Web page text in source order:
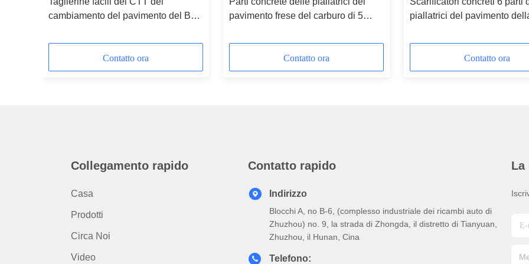
cambiamento del pavimento del BEF
piallatrici per il livello della
segnaletica stradale e di
sverniciatura
Contatto ora
pavimento frese del carburo di 5
preparazione della superficie
Contatto ora
piallatrici del pavimento
taglierine del tungsteno del
fronte pieno del bordo
Contatto ora
Collegamento rapido
Casa
Prodotti
Circa Noi
Video
Contatto rapido
Indirizzo
Blocchi A, no B-6, (complesso industriale dei ricambi auto di
Zhuzhou) no. 9, la strada di Zhongda, il distretto di Tianyuan,
Zhuzhou, il Hunan, Cina
Telefono:
La